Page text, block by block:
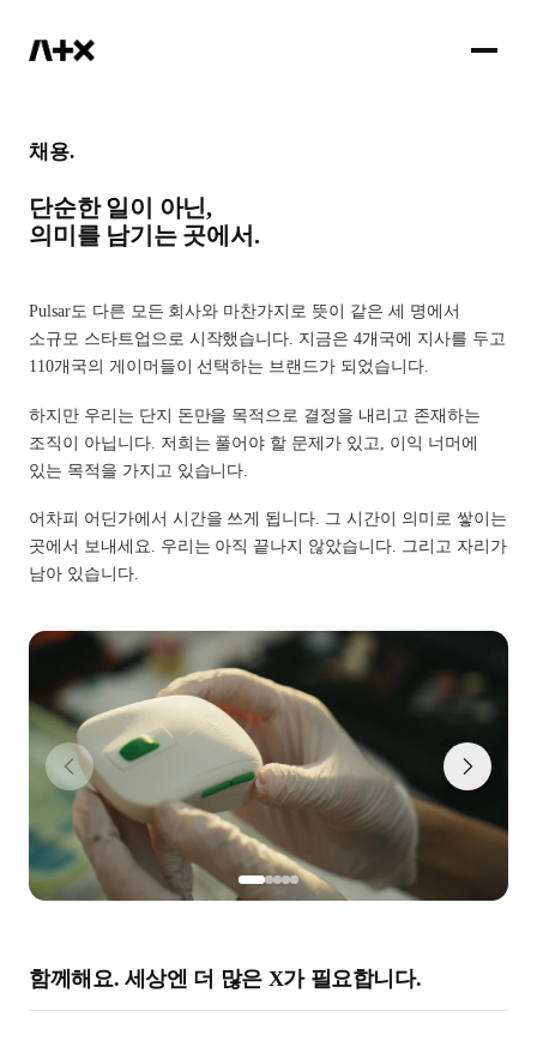
채용.
단순한 일이 아닌,
의미를 남기는 곳에서.
Pulsar도 다른 모든 회사와 마찬가지로 뜻이 같은 세 명에서
소규모 스타트업으로 시작했습니다. 지금은 4개국에 지사를 두고
110개국의 게이머들이 선택하는 브랜드가 되었습니다.
하지만 우리는 단지 돈만을 목적으로 결정을 내리고 존재하는
조직이 아닙니다. 저희는 풀어야 할 문제가 있고, 이익 너머에
있는 목적을 가지고 있습니다.
어차피 어딘가에서 시간을 쓰게 됩니다. 그 시간이 의미로 쌓이는
곳에서 보내세요. 우리는 아직 끝나지 않았습니다. 그리고 자리가
남아 있습니다.
함께해요. 세상엔 더 많은 X가 필요합니다.